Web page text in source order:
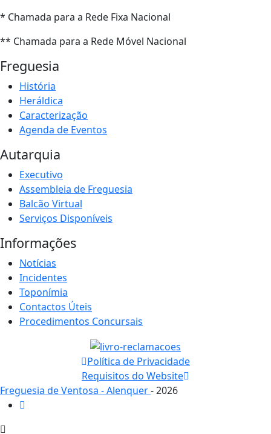
* Chamada para a Rede Fixa Nacional
** Chamada para a Rede Móvel Nacional
Freguesia
História
Heráldica
Caracterização
Agenda de Eventos
Autarquia
Executivo
Assembleia de Freguesia
Balcão Virtual
Serviços Disponíveis
Informações
Notícias
Incidentes
Toponímia
Contactos Úteis
Procedimentos Concursais
Política de Privacidade
Requisitos do Website
Freguesia de Ventosa - Alenquer- 2026